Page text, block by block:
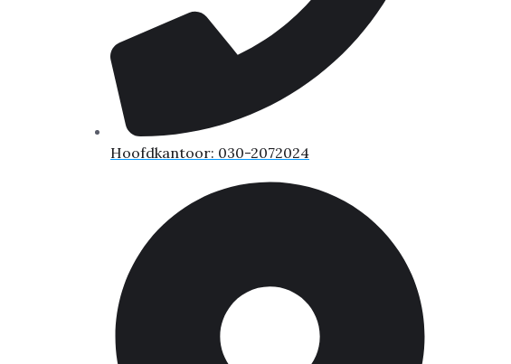
Hoofdkantoor: 030-2072024